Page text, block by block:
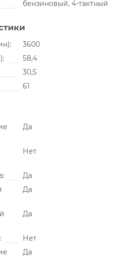
бензиновый, 4-тактный
3600
58,4
30,5
61
Да
Нет
Да
Да
Да
Нет
Да